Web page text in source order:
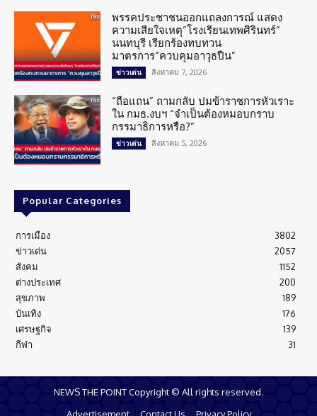
พรรคประชาชนออกแถลงการณ์ แสดง
ความเสียใจเหตุ”โรงเรียนเทพศิรินทร์”
นนทบุรี เรียกร้องทบทวน
มาตรการ”ควบคุมอาวุธปืน”
ข่าวเด่น สิงหาคม 7, 2026
“ถือแถน” ถามกลับ ปมข้าราชการหัวเราะ
ใน กมธ.งบฯ “จำเป็นต้องหมอบกราบ
กรรมาธิการหรือ?”
ข่าวเด่น สิงหาคม 5, 2026
Popular Categories
การเมือง
3802
ข่าวเด่น
2057
สังคม
1152
ต่างประเทศ
200
สุขภาพ
189
บันเทิง
176
เศรษฐกิจ
139
กีฬา
31
NEWS THE POINT Copyright © All rights reserved.